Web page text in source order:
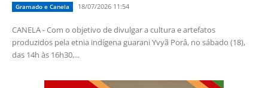
Gramado e Canela 18/07/2026 11:54
CANELA - Com o objetivo de divulgar a cultura e artefatos
produzidos pela etnia indígena guarani Yvyã Porâ, no sábado (18),
das 14h às 16h30,...